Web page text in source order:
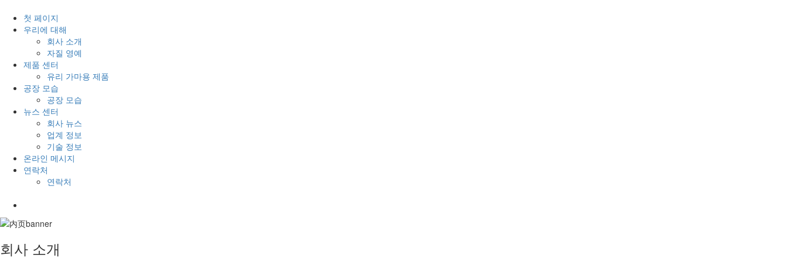
첫 페이지
우리에 대해
회사 소개
자질 영예
제품 센터
유리 가마용 제품
공장 모습
공장 모습
뉴스 센터
회사 뉴스
업계 정보
기술 정보
온라인 메시지
연락처
연락처
회사 소개